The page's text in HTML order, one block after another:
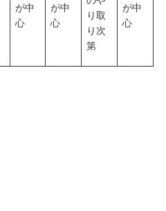
が中
心
が中
心
り取
り次
第
が中
心